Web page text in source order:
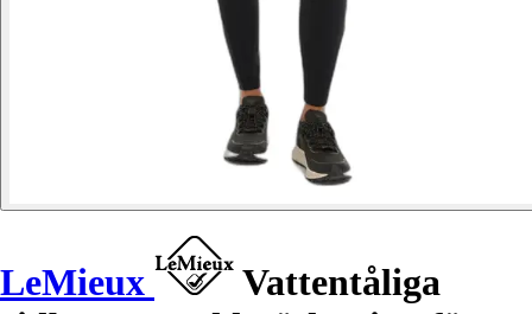
LeMieux
Vattentåliga